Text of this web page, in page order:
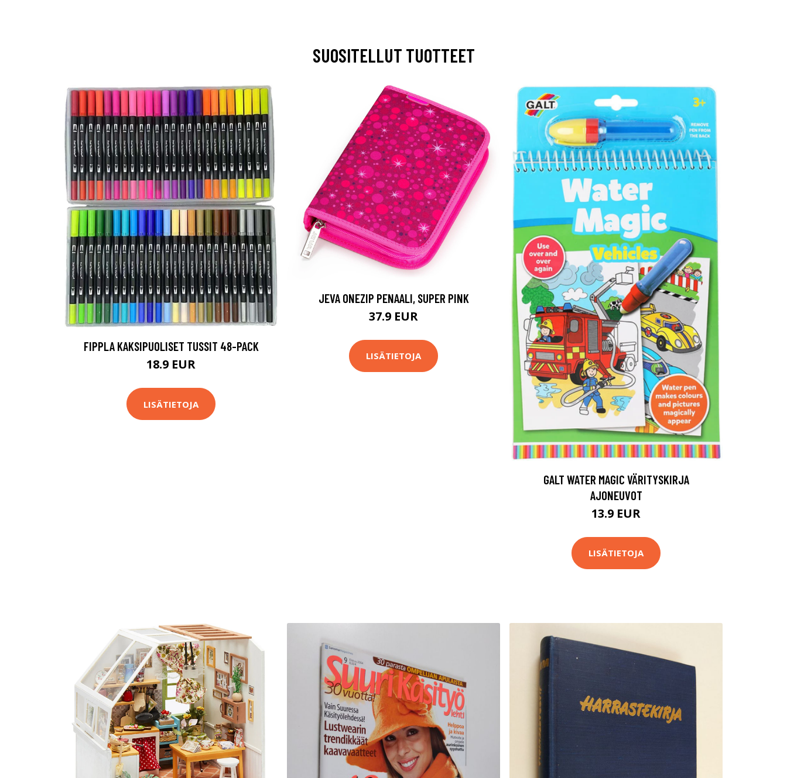
SUOSITELLUT TUOTTEET
FIPPLA KAKSIPUOLISET TUSSIT 48-PACK
18.9 EUR
LISÄTIETOJA
JEVA ONEZIP PENAALI, SUPER PINK
37.9 EUR
LISÄTIETOJA
GALT WATER MAGIC VÄRITYSKIRJA
AJONEUVOT
13.9 EUR
LISÄTIETOJA